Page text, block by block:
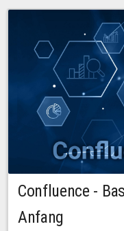
Confluence -
Anfang